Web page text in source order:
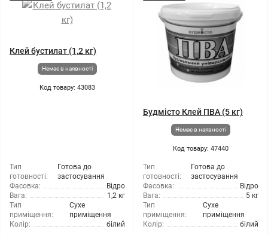
Клей бустилат (1,2 кг)
Немає в наявності
Код товару: 43083
Тип
готовності:
Готова до
застосування
Фасовка:
Відро
Вага:
1,2 кг
Тип
приміщення:
Сухе
приміщення
Колір:
білий
Будмісто Клей ПВА (5 кг)
Немає в наявності
Код товару: 47440
Тип
готовності:
Готова до
застосування
Фасовка:
Відро
Вага:
5 кг
Тип
приміщення:
Сухе
приміщення
Колір:
білий